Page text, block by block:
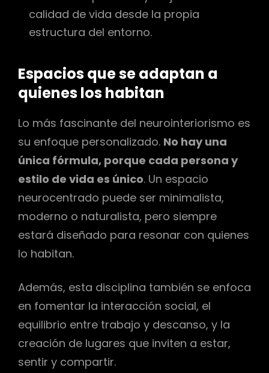
calidad de vida desde la propia
estructura del entorno.
Espacios que se adaptan a
quienes los habitan
Lo más fascinante del neurointeriorismo es
su enfoque personalizado. No hay una
única fórmula, porque cada persona y
estilo de vida es único. Un espacio
neurocentrado puede ser minimalista,
moderno o naturalista, pero siempre
estará diseñado para resonar con quienes
lo habitan.
Además, esta disciplina también se enfoca
en fomentar la interacción social, el
equilibrio entre trabajo y descanso, y la
creación de lugares que inviten a estar,
sentir y compartir.